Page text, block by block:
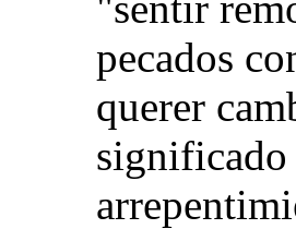
pecados
querer
significado